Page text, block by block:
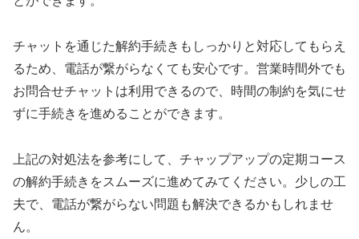
チャットを通じた解約手続きもしっかりと対応してもらえ
るため、電話が繋がらなくても安心です。営業時間外でも
お問合せチャットは利用できるので、時間の制約を気にせ
ずに手続きを進めることができます。
上記の対処法を参考にして、チャップアップの定期コース
の解約手続きをスムーズに進めてみてください。少しの工
夫で、電話が繋がらない問題も解決できるかもしれませ
ん。